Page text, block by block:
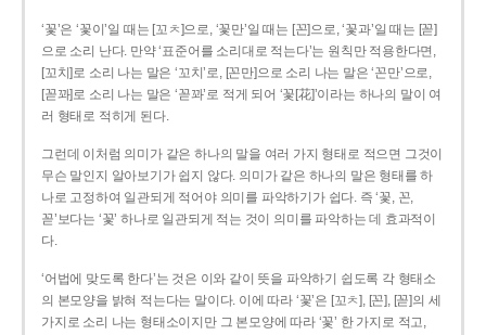
‘꽃’은 ‘꽃이’일 때는 [꼬ㅊ]으로, ‘꽃만’일 때는 [꼰]으로, ‘꽃과’일 때는 [꼳]
으로 소리 난다. 만약 ‘표준어를 소리대로 적는다’는 원칙만 적용한다면,
[꼬치]로 소리 나는 말은 ‘꼬치’로, [꼰만]으로 소리 나는 말은 ‘꼰만’으로,
[꼳꽈]로 소리 나는 말은 ‘꼳꽈’로 적게 되어 ‘꽃[花]’이라는 하나의 말이 여
러 형태로 적히게 된다.
그런데 이처럼 의미가 같은 하나의 말을 여러 가지 형태로 적으면 그것이
무슨 말인지 알아보기가 쉽지 않다. 의미가 같은 하나의 말은 형태를 하
나로 고정하여 일관되게 적어야 의미를 파악하기가 쉽다. 즉 ‘꽃, 꼰,
꼳’보다는 ‘꽃’ 하나로 일관되게 적는 것이 의미를 파악하는 데 효과적이
다.
‘어법에 맞도록 한다’는 것은 이와 같이 뜻을 파악하기 쉽도록 각 형태소
의 본모양을 밝혀 적는다는 말이다. 이에 따라 ‘꽃’은 [꼬ㅊ], [꼰], [꼳]의 세
가지로 소리 나는 형태소이지만 그 본모양에 따라 ‘꽃’ 한 가지로 적고,